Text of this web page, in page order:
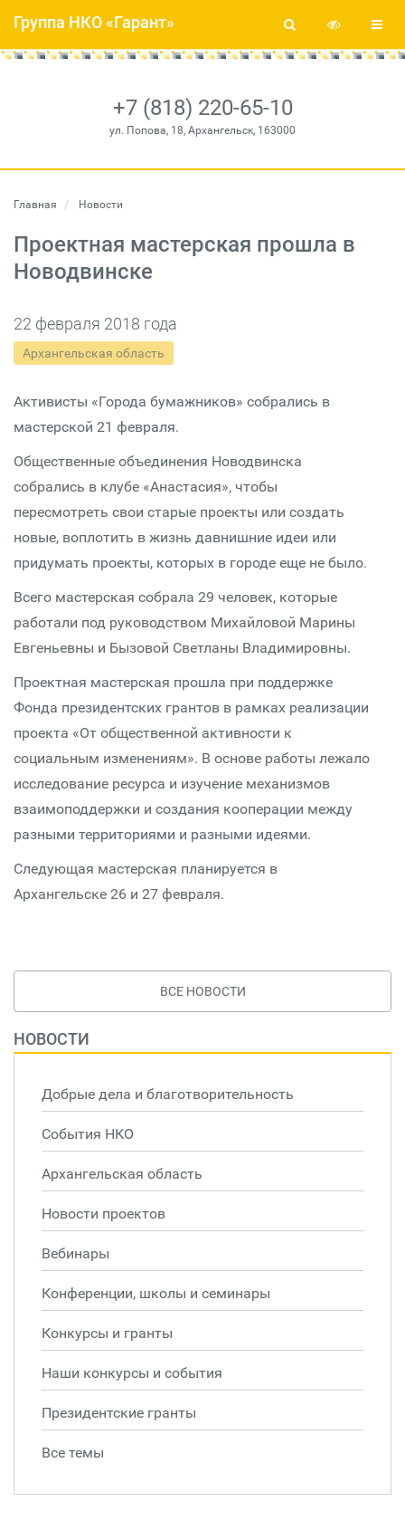
+7 (818) 220-65-10
ул. Попова, 18, Архангельск, 163000
Группа НКО «Гарант»
Главная Новости
Проектная мастерская прошла в
Новодвинске
22 февраля 2018 года
Архангельская область
Активисты «Города бумажников» собрались в
мастерской 21 февраля.
Общественные объединения Новодвинска
собрались в клубе «Анастасия», чтобы
пересмотреть свои старые проекты или создать
новые, воплотить в жизнь давнишние идеи или
придумать проекты, которых в городе еще не было.
Всего мастерская собрала 29 человек, которые
работали под руководством Михайловой Марины
Евгеньевны и Бызовой Светланы Владимировны.
Проектная мастерская прошла при поддержке
Фонда президентских грантов в рамках реализации
проекта «От общественной активности к
социальным изменениям». В основе работы лежало
исследование ресурса и изучение механизмов
взаимоподдержки и создания кооперации между
разными территориями и разными идеями.
Следующая мастерская планируется в
Архангельске 26 и 27 февраля.
ВСЕ НОВОСТИ
НОВОСТИ
Добрые дела и благотворительность
События НКО
Архангельская область
Новости проектов
Вебинары
Конференции, школы и семинары
Конкурсы и гранты
Наши конкурсы и события
Президентские гранты
Все темы